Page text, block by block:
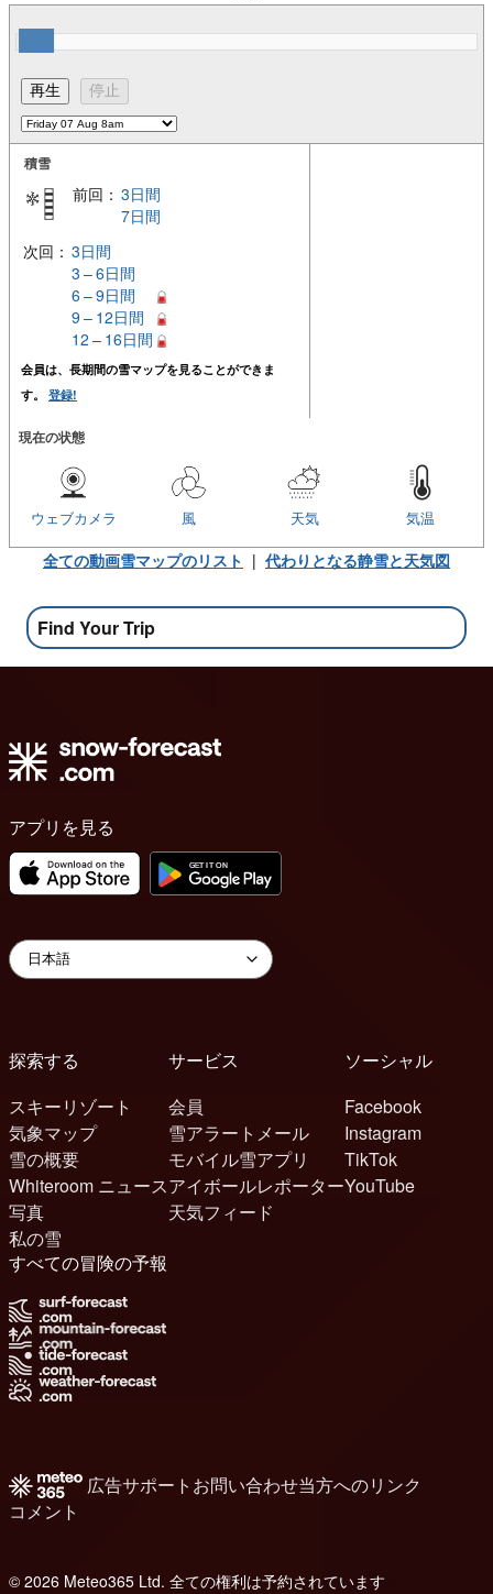
積雪
前回： 3日間
7日間
次回： 3日間
3 – 6日間
6 – 9日間
9 – 12日間
12 – 16日間
会員は、長期間の雪マップを見ることができま
す。 登録!
現在の状態
気温
天気
風
ウェブカメラ
全ての動画雪マップのリスト | 代わりとなる静雪と天気図
Find Your Trip
アプリを見る
探索する
スキーリゾート
気象マップ
雪の概要
Whiteroom ニュース
写真
私の雪
サービス
会員
雪アラートメール
モバイル雪アプリ
アイボールレポーター
天気フィード
ソーシャル
Facebook
Instagram
TikTok
YouTube
すべての冒険の予報
広告サポート お問い合わせ当方へのリンク
コメント
© 2026 Meteo365 Ltd. 全ての権利は予約されています